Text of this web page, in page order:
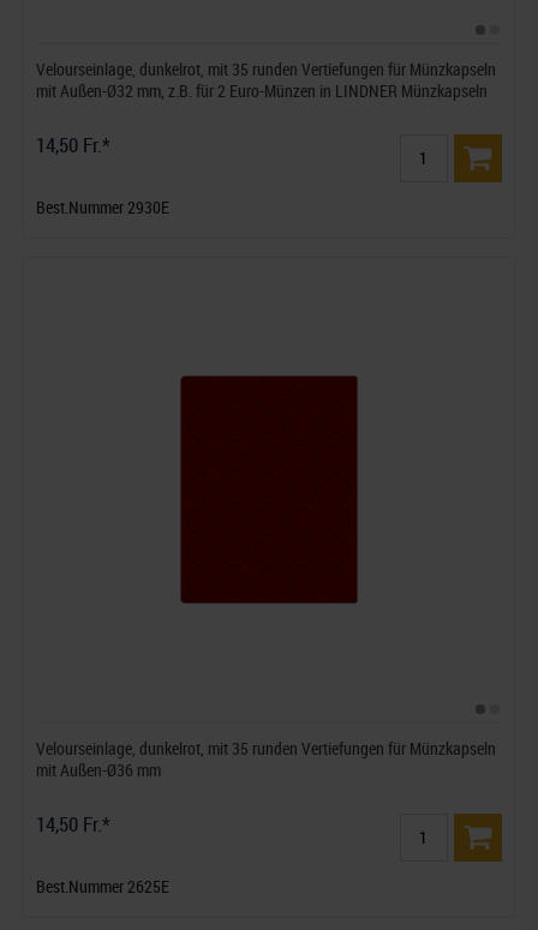
Velourseinlage, dunkelrot, mit 35 runden Vertiefungen für Münzkapseln
mit Außen-Ø32 mm, z.B. für 2 Euro-Münzen in LINDNER Münzkapseln
14,50 Fr.*
Best.Nummer 2930E
Velourseinlage, dunkelrot, mit 35 runden Vertiefungen für Münzkapseln
mit Außen-Ø36 mm
14,50 Fr.*
Best.Nummer 2625E